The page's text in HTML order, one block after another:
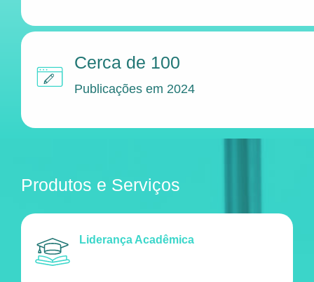
Cerca de 100
Publicações em 2024
Produtos e Serviços
Liderança Acadêmica